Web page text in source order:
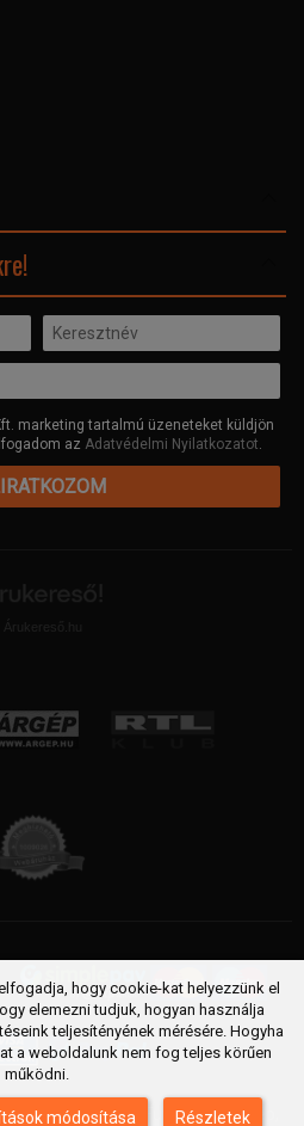
marketing tartalmú üzeneteket küldjön
elfogadom az Adatvédelmi Nyilatkozatot.
webáruház. Futópad, Futógép,
hogy cookie-kat helyezzünk el
elemezni tudjuk, hogyan használja
teljesítényének mérésére. Hogyha
a weboldalunk nem fog teljes körűen
működni.
módosítása Részletek